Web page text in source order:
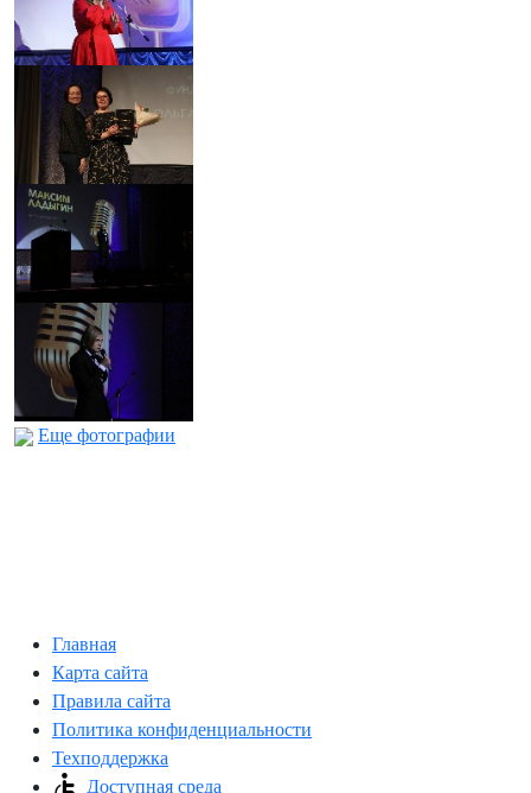
Еще фотографии
Главная
Карта сайта
Правила сайта
Политика конфиденциальности
Техподдержка
Доступная среда